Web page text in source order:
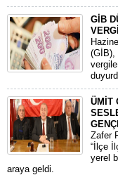
GİB
(GİB),
ÜMİT
Zafer
“İlçe
yerel
araya geldi.